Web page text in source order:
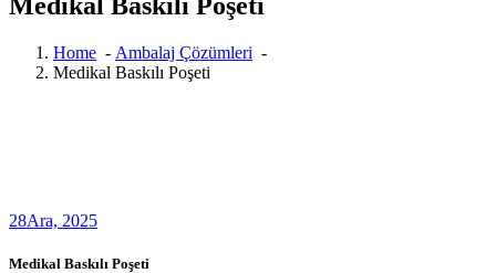
Home - Ambalaj Çözümleri -
Medikal Baskılı Poşeti
28Ara, 2025
Medikal Baskılı Poşeti